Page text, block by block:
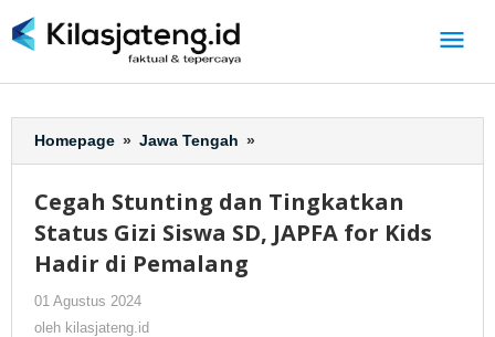
ke
Homepage » Jawa Tengah »
Stunting
Tingkatkan
Status
Cegah Stunting dan Tingkatkan
Status Gizi Siswa SD, JAPFA for Kids
Hadir di Pemalang
01 Agustus 2024
oleh kilasjateng.id